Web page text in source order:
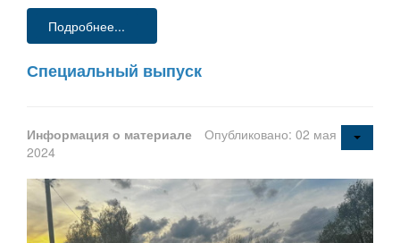
Подробнее...
Специальный выпуск
Информация о материале
Опубликовано: 02 мая
2024